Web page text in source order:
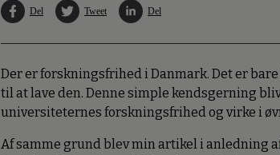
Del Tweet Del
Der er forskningsfrihed i Danmark. Det er
til at lave den. Denne simple kendsgerning
universiteternes forskningsfrihed og virke i
Af samme grund blev min artikel i anledning